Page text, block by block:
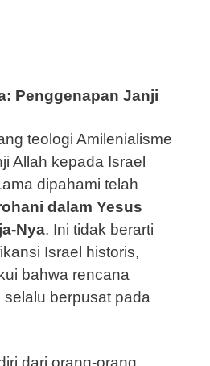
Penggenapan Janji
teologi Amilenialisme
Allah kepada Israel
dipahami telah
dalam Yesus
Nya. Ini tidak berarti
Israel historis,
bahwa rencana
berpusat pada
dari orang-orang